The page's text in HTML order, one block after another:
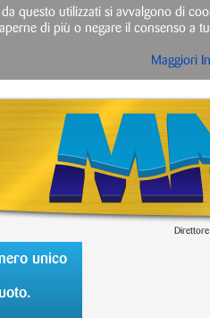
unico
questo utilizzati si avvalgono di
di più o negare il consenso a
Maggiori